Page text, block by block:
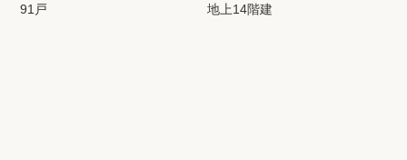
91戸
地上14階建